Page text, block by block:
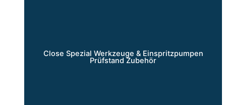
Close Spezial Werkzeuge & Einspritzpumpen
Prüfstand Zubehör